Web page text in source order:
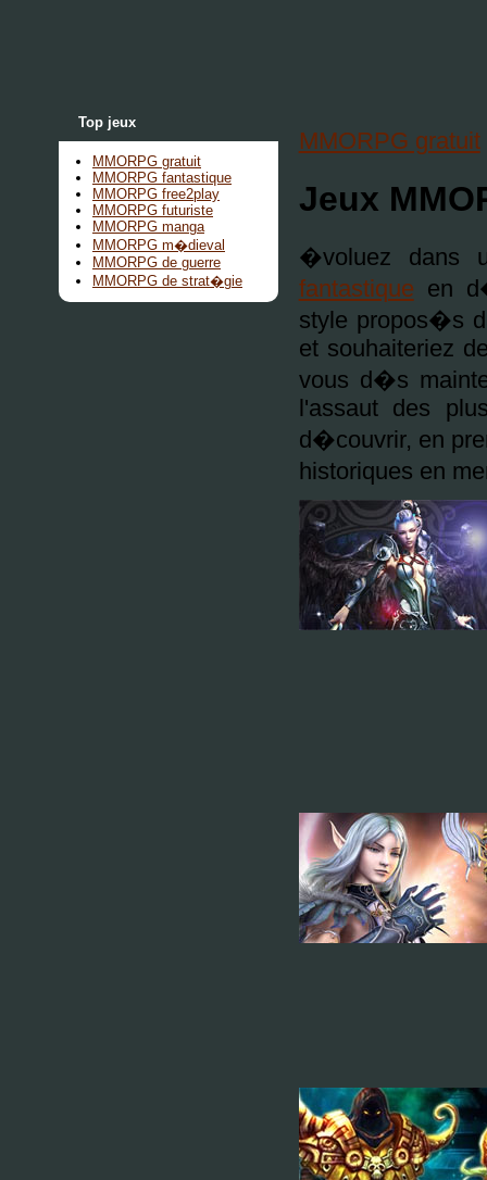
Top jeux
MMORPG gratuit
MMORPG fantastique
MMORPG free2play
MMORPG futuriste
MMORPG manga
MMORPG m�dieval
MMORPG de guerre
MMORPG de strat�gie
MMORPG gratuit
Jeux
�voluez dans
fantastique en
style propos�s
et souhaiteriez
vous d�s
l'assaut des
d�couvrir, en
historiques en